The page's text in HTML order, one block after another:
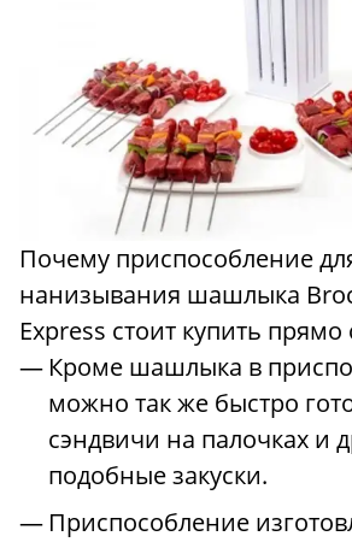
Почему приспособление
нанизывания шашлыка
Express стоит купить прямо
Кроме шашлыка в
можно так же быстро
сэндвичи на палочках и
подобные закуски.
Приспособление